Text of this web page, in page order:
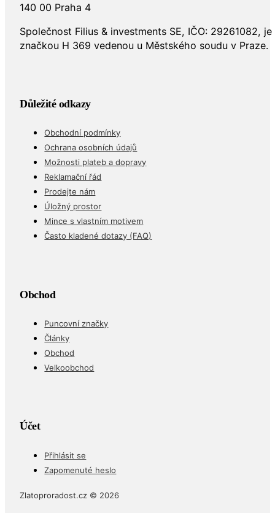
140 00 Praha 4
Společnost Filius & investments SE, IČO: 29261082,
značkou H 369 vedenou u Městského soudu v Praze.
Důležité odkazy
Obchodní podmínky
Ochrana osobních údajů
Možnosti plateb a dopravy
Reklamační řád
Prodejte nám
Úložný prostor
Mince s vlastním motivem
Často kladené dotazy (FAQ)
Obchod
Puncovní značky
Články
Obchod
Velkoobchod
Účet
Přihlásit se
Zapomenuté heslo
Zlatoproradost.cz © 2026